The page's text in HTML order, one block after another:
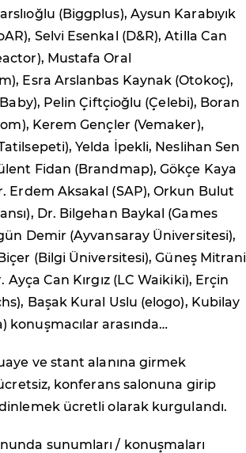
(Biggplus), Aysun Karabıyık
Selvi Esenkal (D&R), Atilla Can
Mustafa Oral
Esra Arslanbas Kaynak (Otokoç),
Pelin Çiftçioğlu (Çelebi), Boran
Kerem Gençler (Vemaker),
Yelda İpekli, Neslihan Sen
Fidan (Brandmap), Gökçe Kaya
Erdem Aksakal (SAP), Orkun Bulut
Dr. Bilgehan Baykal (Games
Demir (Ayvansaray Üniversitesi),
(Bilgi Üniversitesi), Güneş Mitrani
Ayça Can Kırgız (LC Waikiki), Erçin
Başak Kural Uslu (elogo), Kubilay
konuşmacılar arasında…
ve stant alanına girmek
konferans salonuna girip
dinlemek ücretli olarak kurgulandı.
sunumları / konuşmaları